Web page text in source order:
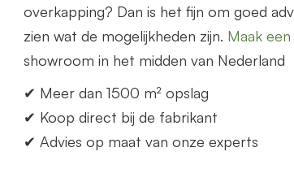
overkapping? Dan is het fijn om goed
zien wat de mogelijkheden zijn. Maak
showroom in het midden van Nederland
✔ Meer dan 1500 m² opslag
✔ Koop direct bij de fabrikant
✔ Advies op maat van onze experts